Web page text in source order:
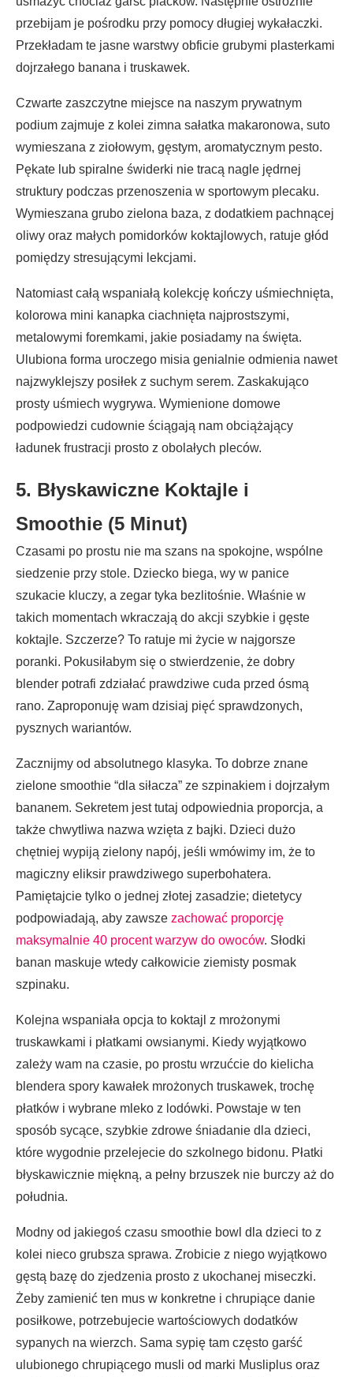
przebijam je pośrodku przy pomocy długiej wykałaczki.
Przekładam te jasne warstwy obficie grubymi plasterkami
dojrzałego banana i truskawek.
Czwarte zaszczytne miejsce na naszym prywatnym
podium zajmuje z kolei zimna sałatka makaronowa, suto
wymieszana z ziołowym, gęstym, aromatycznym pesto.
Pękate lub spiralne świderki nie tracą nagle jędrnej
struktury podczas przenoszenia w sportowym plecaku.
Wymieszana grubo zielona baza, z dodatkiem pachnącej
oliwy oraz małych pomidorków koktajlowych, ratuje głód
pomiędzy stresującymi lekcjami.
Natomiast całą wspaniałą kolekcję kończy uśmiechnięta,
kolorowa mini kanapka ciachnięta najprostszymi,
metalowymi foremkami, jakie posiadamy na święta.
Ulubiona forma uroczego misia genialnie odmienia nawet
najzwyklejszy posiłek z suchym serem. Zaskakująco
prosty uśmiech wygrywa. Wymienione domowe
podpowiedzi cudownie ściągają nam obciążający
ładunek frustracji prosto z obolałych pleców.
5. Błyskawiczne Koktajle i
Smoothie (5 Minut)
Czasami po prostu nie ma szans na spokojne, wspólne
siedzenie przy stole. Dziecko biega, wy w panice
szukacie kluczy, a zegar tyka bezlitośnie. Właśnie w
takich momentach wkraczają do akcji szybkie i gęste
koktajle. Szczerze? To ratuje mi życie w najgorsze
poranki. Pokusiłabym się o stwierdzenie, że dobry
blender potrafi zdziałać prawdziwe cuda przed ósmą
rano. Zaproponuję wam dzisiaj pięć sprawdzonych,
pysznych wariantów.
Zacznijmy od absolutnego klasyka. To dobrze znane
zielone smoothie “dla siłacza” ze szpinakiem i dojrzałym
bananem. Sekretem jest tutaj odpowiednia proporcja, a
także chwytliwa nazwa wzięta z bajki. Dzieci dużo
chętniej wypiją zielony napój, jeśli wmówimy im, że to
magiczny eliksir prawdziwego superbohatera.
Pamiętajcie tylko o jednej złotej zasadzie; dietetycy
podpowiadają, aby zawsze zachować proporcję
maksymalnie 40 procent warzyw do owoców. Słodki
banan maskuje wtedy całkowicie ziemisty posmak
szpinaku.
Kolejna wspaniała opcja to koktajl z mrożonymi
truskawkami i płatkami owsianymi. Kiedy wyjątkowo
zależy wam na czasie, po prostu wrzućcie do kielicha
blendera spory kawałek mrożonych truskawek, trochę
płatków i wybrane mleko z lodówki. Powstaje w ten
sposób sycące, szybkie zdrowe śniadanie dla dzieci,
które wygodnie przelejecie do szkolnego bidonu. Płatki
błyskawicznie miękną, a pełny brzuszek nie burczy aż do
południa.
Modny od jakiegoś czasu smoothie bowl dla dzieci to z
kolei nieco grubsza sprawa. Zrobicie z niego wyjątkowo
gęstą bazę do zjedzenia prosto z ukochanej miseczki.
Żeby zamienić ten mus w konkretne i chrupiące danie
posiłkowe, potrzebujecie wartościowych dodatków
sypanych na wierzch. Sama sypię tam często garść
ulubionego chrupiącego musli od marki Musliplus oraz